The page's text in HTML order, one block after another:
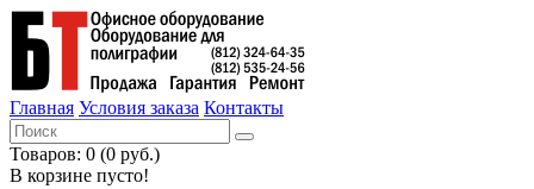
Главная Условия заказа Контакты
Товаров: 0 (0 руб.)
В корзине пусто!